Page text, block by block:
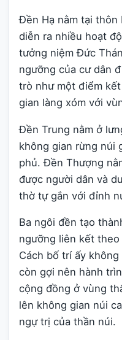
Đền Hạ nằm tại thôn
diễn ra nhiều hoạt
tưởng niệm Đức
ngưỡng của cư dân
trò như một điểm
gian làng xóm với
Đền Trung nằm ở
không gian rừng núi
phủ. Đền Thượng
được người dân và
thờ tự gắn với đỉnh
Ba ngôi đền tạo
ngưỡng liên kết
Cách bố trí ấy
còn gợi nên hành
cộng đồng ở vùng
lên không gian núi
ngự trị của thần núi.